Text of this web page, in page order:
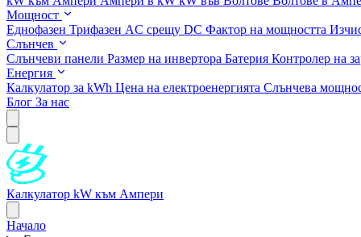
Мощност
Еднофазен Трифазен AC срещу DC Фактор на мощността
Слънчев
Слънчеви панели Размер на инвертора Батерия Контролер на
Енергия
Калкулатор за kWh Цена на електроенергията Слънчева
Блог За нас
Калкулатор kW към Ампери
Начало